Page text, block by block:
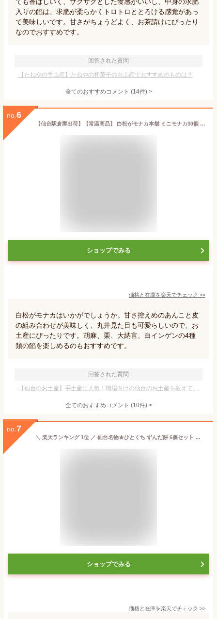
入りの餡は、求肥が柔らかくトロトロととろける感覚があっ
て美味しいです。甘さがちょうどよく、お茶請けにぴったり
なのでおすすめです。
回答された質問
【たねやの手土産】たねやの和菓子のお土産でおすすめのものは？
全てのおすすめコメント (14件) >
no. 6
【仙台駅倉庫出荷】【常温商品】 白松がモナカ本舗 ミニモナカ30個 東北 お土産 みやげ 東北みやげ お菓子 スイーツ グルメ お中元 お取り寄せ ギフト プレゼント のし可 御歳暮 内祝い
ショップでみる
価格と在庫を楽天でチェック >>
白松がモナカはいかがでしょうか。甘さ控えめのあんこと皮
の組み合わせが美味しく、丸井見た目も可愛らしいので、お
土産にぴったりです。胡麻、栗、大納言、白インゲンの4種
類の餡を楽しめるのもおすすめです。
回答された質問
【仙台のお土産】手土産に人気！職場向けの仙台のお土産を教えて。
全てのおすすめコメント (10件) >
no. 7
＼ 楽天ランキング 1位 ／ 仙台名物★ひとくち ずんだ餅 6個セット 送料無料 (※離島除く) ずんだもち お取り寄せ スイーツ 冷凍菓子 お土産 一口 おもち スイーツセット 一口サイズ 冷凍スイーツ 冷凍和菓子 お配り お菓子 ギフト 5000円以下 プレゼント 絶品 宮城 東北
ショップでみる
価格と在庫を楽天でチェック >>